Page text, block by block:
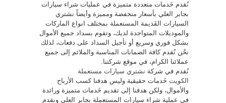
نُقدم خَدمات متعددة متميزة في عمليات شراء سيارات
بجابر العلي بأسعار منخفضة ومميزة وأيضاً نشتري
السيارات القَديمة المستعملة بمختلف انواع الماركات
والموديلات المتواجدة لديك، وتقوم بسداد جميع الأموال
بشكل فوري وسريع أو تأجيل السداد على دفعات، لذلك
نحْن نُقدم كافة الضمانات المناسبة والملائم إلى جميع
عملائنا الكرام، في موقع شركتنا.
نُقدم في شركة نشتري سيارات مستعملة
الكويت خَدمات حقيقية وليس هدفنا كسب الأرباح
والأموال، ولكن هدفنا إلى تقديم خَدمات متميزة ورائدة
في عملية شراء سيارات المستعملة بجابر العلي ونقدم